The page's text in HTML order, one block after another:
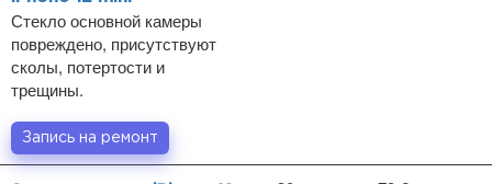
Стекло основной камеры
повреждено, присутствуют
сколы, потертости и
трещины.
Запись на ремонт